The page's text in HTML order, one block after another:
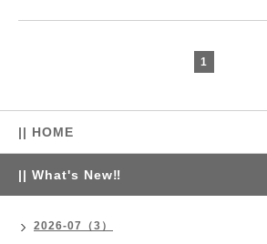
1
|| HOME
|| What's New‼
2026-07（3）